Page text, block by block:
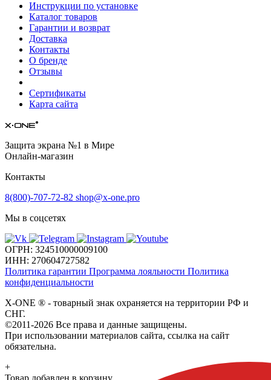
Инструкции по установке
Каталог товаров
Гарантии и возврат
Доставка
Контакты
О бренде
Отзывы
Сертификаты
Карта сайта
Защита экрана №1 в Мире
Онлайн-магазин
Контакты
8(800)-707-72-82 shop@x-one.pro
Мы в соцсетях
ОГРН: 324510000009100
ИНН: 270604727582
Политика гарантии Программа лояльности Политика
конфиденциальности
X-ONE ® - товарный знак охраняется на территории РФ и
СНГ.
©2011-2026 Все права и данные защищены.
При использовании материалов сайта, ссылка на сайт
обязательна.
+